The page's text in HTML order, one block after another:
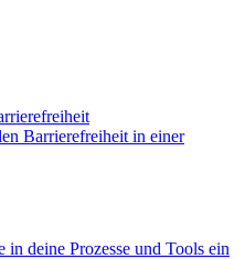
Barrierefreiheit in einer
deine Prozesse und Tools ein